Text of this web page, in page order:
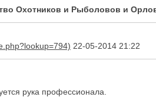
Охотников и Рыболовов и
22-05-2014 21:22
рука профессионала.